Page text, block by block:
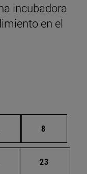
incubadora
en el
Páginas intermedias
Página
8
Páginas intermedias
Página
23